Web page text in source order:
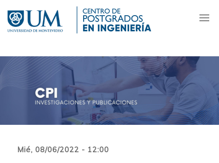
contenido
principal
Mié, 08/06/2022 - 12:00